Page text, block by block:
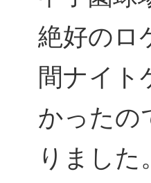
絶好のロ
間ナイト
かったの
りました